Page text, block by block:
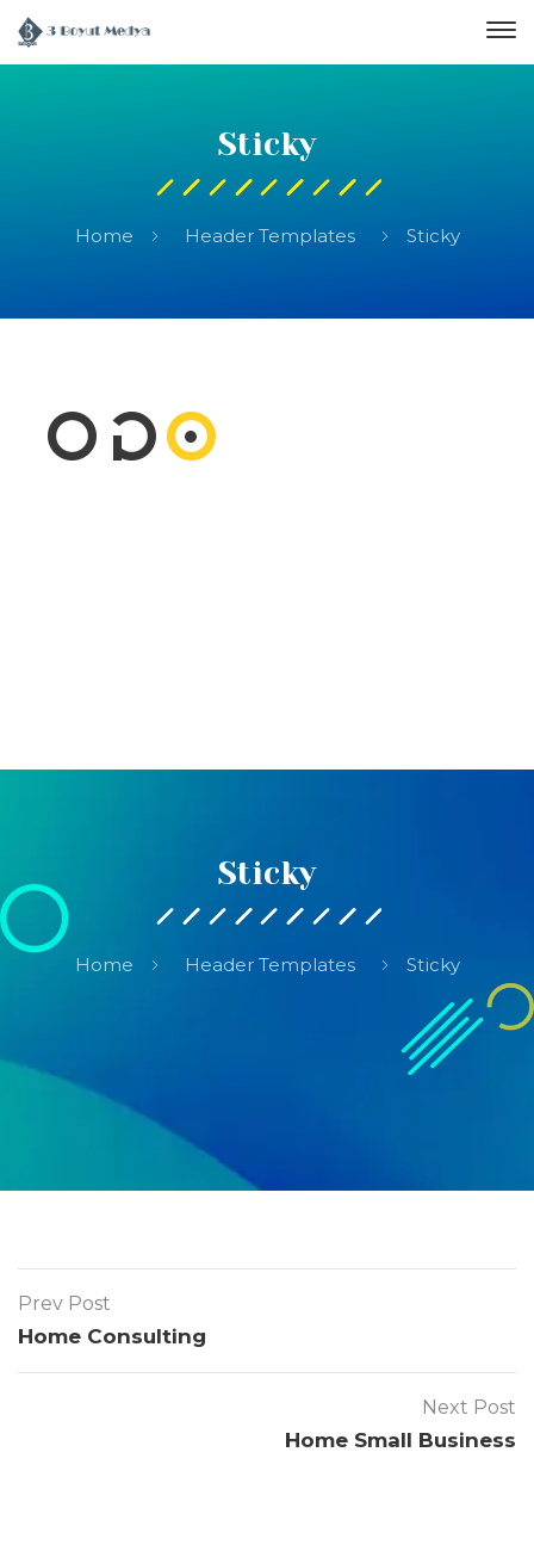
Sticky
Home Header Templates Sticky
Sticky
Home Header Templates Sticky
Prev Post
Home Consulting
Next Post
Home Small Business